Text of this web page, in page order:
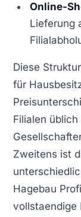
Online-
Lieferung
Diese
für
Filialen
Zweitens ist
Hagebau
vollstaendige